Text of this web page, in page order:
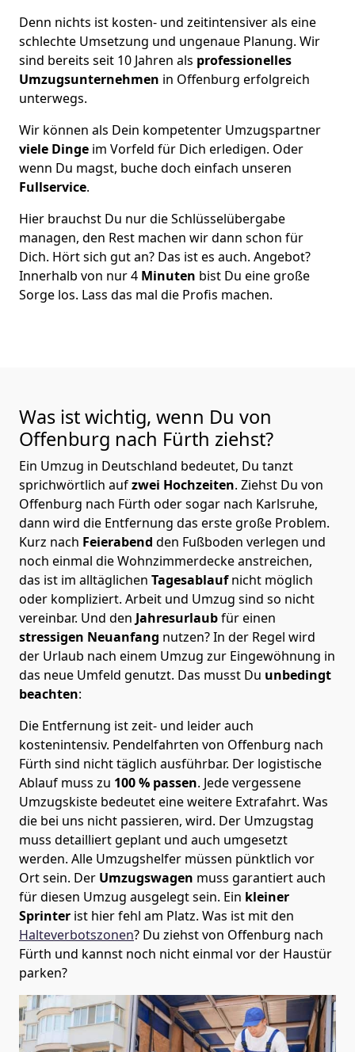
Denn nichts ist kosten- und zeitintensiver als eine
schlechte Umsetzung und ungenaue Planung. Wir
sind bereits seit 10 Jahren als professionelles
Umzugsunternehmen in Offenburg erfolgreich
unterwegs.
Wir können als Dein kompetenter Umzugspartner
viele Dinge im Vorfeld für Dich erledigen. Oder
wenn Du magst, buche doch einfach unseren
Fullservice.
Hier brauchst Du nur die Schlüsselübergabe
managen, den Rest machen wir dann schon für
Dich. Hört sich gut an? Das ist es auch. Angebot?
Innerhalb von nur 4 Minuten bist Du eine große
Sorge los. Lass das mal die Profis machen.
Was ist wichtig, wenn Du von
Offenburg nach Fürth ziehst?
Ein Umzug in Deutschland bedeutet, Du tanzt
sprichwörtlich aufzwei Hochzeiten. Ziehst Du von
Offenburg nach Fürth oder sogar nach Karlsruhe,
dann wird die Entfernung das erste große Problem.
Kurz nach Feierabend den Fußboden verlegen und
noch einmal die Wohnzimmerdecke anstreichen,
das ist im alltäglichen Tagesablaufnicht möglich
oder kompliziert. Arbeit und Umzug sind so nicht
vereinbar. Und den Jahresurlaubfür einen
stressigen Neuanfang nutzen? In der Regel wird
der Urlaub nach einem Umzug zur Eingewöhnung in
das neue Umfeld genutzt. Das musst Du unbedingt
beachten:
Die Entfernung ist zeit- und leider auch
kostenintensiv. Pendelfahrten von Offenburg nach
Fürth sind nicht täglich ausführbar. Der logistische
Ablauf muss zu 100 % passen. Jede vergessene
Umzugskiste bedeutet eine weitere Extrafahrt. Was
die bei uns nicht passieren, wird. Der Umzugstag
muss detailliert geplant und auch umgesetzt
werden. Alle Umzugshelfer müssen pünktlich vor
Ort sein. Der Umzugswagen muss garantiert auch
für diesen Umzug ausgelegt sein. Ein kleiner
Sprinter ist hier fehl am Platz. Was ist mit den
Halteverbotszonen? Du ziehst von Offenburg nach
Fürth und kannst noch nicht einmal vor der Haustür
parken?